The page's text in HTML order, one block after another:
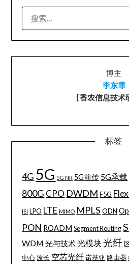
索：
博主
李东霏
【香农信息技术
标签
4G 5G 5G NR 5G前传 5G承载
800G CPO DWDM F5G
ISI LPO LTE MIMO MPLS ODN
PON ROADM Segment Routing
WDM 光与技术 光模块光纤
中心 波长 空芯光纤 诺基亚 路由器